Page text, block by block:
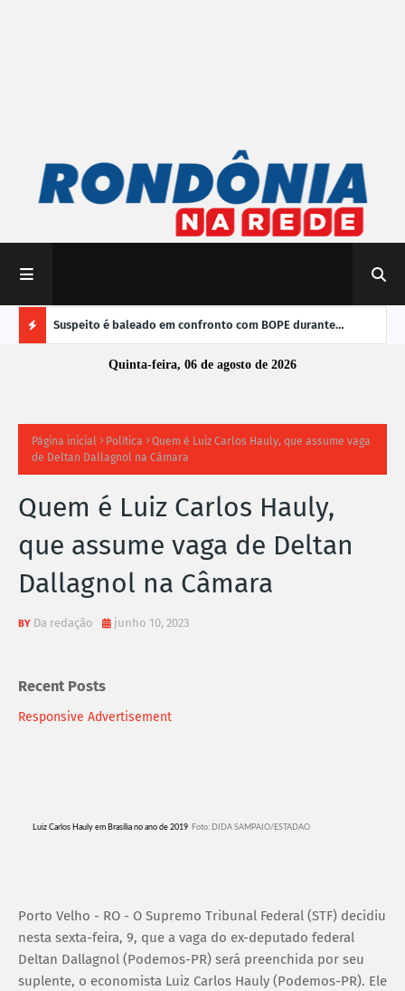
A
S
N
C
I
Brasil Suspeito é baleado em confronto com BOPE durante
operação em Porto Velho
Quinta-feira, 06 de agosto de 2026
Página inicial Política
Quem é Luiz Carlos Hauly, que assume vaga
de Deltan Dallagnol na Câmara
Quem é Luiz Carlos Hauly,
que assume vaga de Deltan
Dallagnol na Câmara
Da redação junho 10, 2023
Recent Posts
Responsive Advertisement
Luiz Carlos Hauly em Brasília no ano de 2019 Foto: DIDA SAMPAIO/ESTADAO
Porto Velho - RO - O Supremo Tribunal Federal (STF) decidiu
nesta sexta-feira, 9, que a vaga do ex-deputado federal
Deltan Dallagnol (Podemos-PR) será preenchida por seu
suplente, o economista Luiz Carlos Hauly (Podemos-PR). Ele